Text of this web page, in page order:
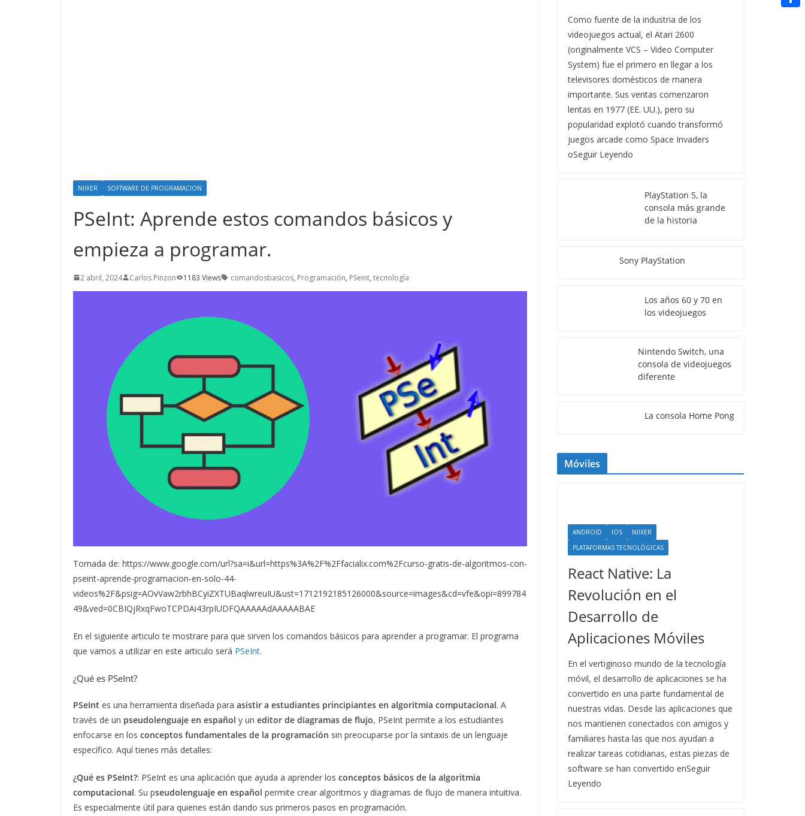
NIIXER SOFTWARE DE PROGRAMACION
PSeInt: Aprende estos comandos básicos y
empieza a programar.
2 abril, 2024 Carlos Pinzon 1183 Views comandosbasicos, Programación, PSeint, tecnología
Tomada de: https://www.google.com/url?sa=i&url=https%3A%2F%2Ffacialix.com%2Fcurso-gratis-de-algoritmos-con-
pseint-aprende-programacion-en-solo-44-
videos%2F&psig=AOvVaw2rbhBCyiZXTUBaqlwreuIU&ust=1712192185126000&source=images&cd=vfe&opi=899784
49&ved=0CBIQjRxqFwoTCPDAi43rpIUDFQAAAAAdAAAAABAE
En el siguiente articulo te mostrare para que sirven los comandos básicos para aprender a programar. El programa
que vamos a utilizar en este articulo será PSeInt.
¿Qué es PSeInt?
PSeInt es una herramienta diseñada para asistir a estudiantes principiantes en algoritmia computacional. A
través de un pseudolenguaje en español y un editor de diagramas de flujo, PSeInt permite a los estudiantes
enfocarse en los conceptos fundamentales de la programación sin preocuparse por la sintaxis de un lenguaje
específico. Aquí tienes más detalles:
¿Qué es PSeInt?: PSeInt es una aplicación que ayuda a aprender los conceptos básicos de la algoritmia
computacional. Su pseudolenguaje en español permite crear algoritmos y diagramas de flujo de manera intuitiva.
Es especialmente útil para quienes están dando sus primeros pasos en programación.
Como fuente de la industria de los
videojuegos actual, el Atari 2600
(originalmente VCS – Video Computer
System) fue el primero en llegar a los
televisores domésticos de manera
importante. Sus ventas comenzaron
lentas en 1977 (EE. UU.), pero su
popularidad explotó cuando transformó
juegos arcade como Space Invaders
oSeguir Leyendo
PlayStation 5, la
consola más grande
de la historia
Sony PlayStation
Los años 60 y 70 en
los videojuegos
Nintendo Switch, una
consola de videojuegos
diferente
La consola Home Pong
Móviles
ANDROID IOS
NIIXER
PLATAFORMAS TECNOLÓGICAS
React Native: La
Revolución en el
Desarrollo de
Aplicaciones Móviles
En el vertiginoso mundo de la tecnología
móvil, el desarrollo de aplicaciones se ha
convertido en una parte fundamental de
nuestras vidas. Desde las aplicaciones que
nos mantienen conectados con amigos y
familiares hasta las que nos ayudan a
realizar tareas cotidianas, estas piezas de
software se han convertido enSeguir
Leyendo
n
a